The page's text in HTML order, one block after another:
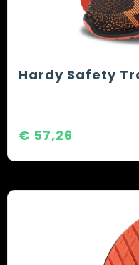
Hardy Safety
€ 57,26